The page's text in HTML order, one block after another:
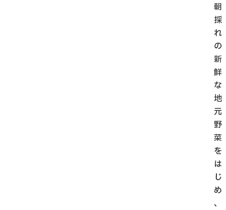
朝
採
れ
の
新
鮮
な
地
元
野
菜
を
は
じ
め
、